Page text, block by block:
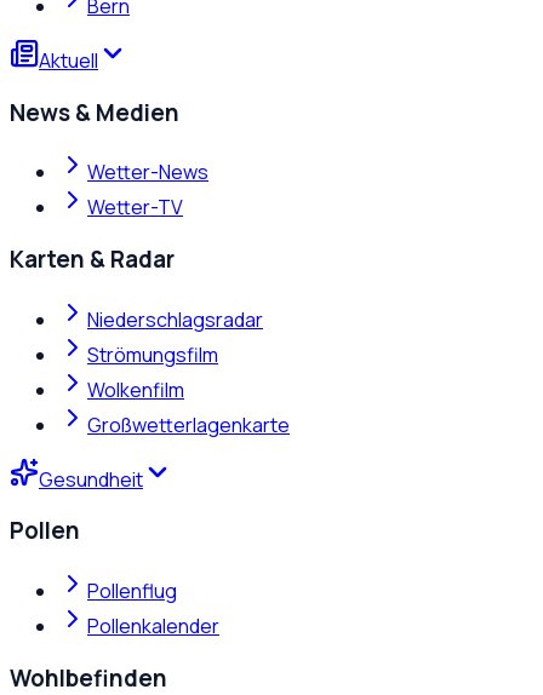
Bern
Aktuell
News & Medien
Wetter-News
Wetter-TV
Karten & Radar
Niederschlagsradar
Strömungsfilm
Wolkenfilm
Großwetterlagenkarte
Gesundheit
Pollen
Pollenflug
Pollenkalender
Wohlbefinden